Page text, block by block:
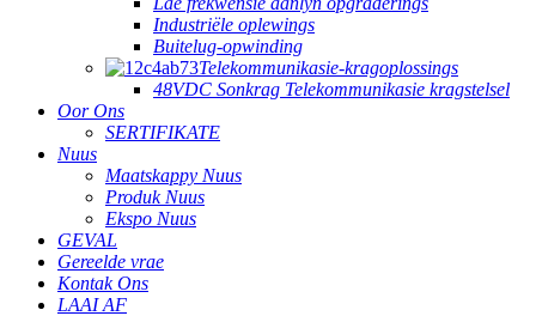
Industriële oplewings
Buitelug-opwinding
Telekommunikasie-kragoplossings
48VDC Sonkrag Telekommunikasie kragstelsel
Oor Ons
SERTIFIKATE
Nuus
Maatskappy Nuus
Produk Nuus
Ekspo Nuus
GEVAL
Gereelde vrae
Kontak Ons
LAAI AF